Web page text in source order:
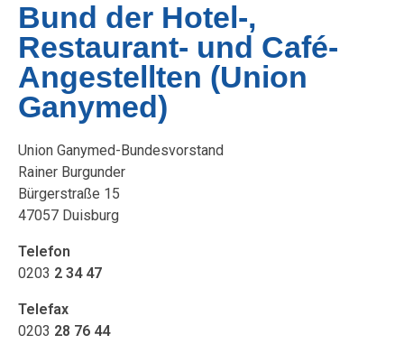
Bund der Hotel-,
Restaurant- und Café-
Angestellten (Union
Ganymed)
Union Ganymed-Bundesvorstand
Rainer Burgunder
Bürgerstraße 15
47057 Duisburg
Telefon
0203 2 34 47
Telefax
0203 28 76 44